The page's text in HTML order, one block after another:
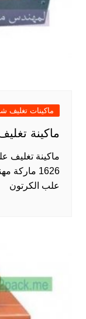
ماكينات تغليف
ماكينة
1626
علب الكرتون